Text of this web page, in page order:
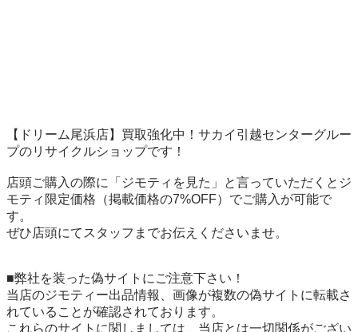
【ドリーム尾浜店】買取強化中！サカイ引越センターグルー
プのリサイクルショップです！
店頭ご購入の際に「ジモティを見た」と言っていただくとジ
モティ限定価格（掲載価格の7%OFF）でご購入が可能で
す。
ぜひ店頭にてスタッフまでお伝えくださいませ。
■弊社を装った偽サイトにご注意下さい！
当店のジモティー出品情報、画像が複数の偽サイトに転載さ
れていることが確認されております。
これらのサイトに関しましては、当店とは一切関係がござい